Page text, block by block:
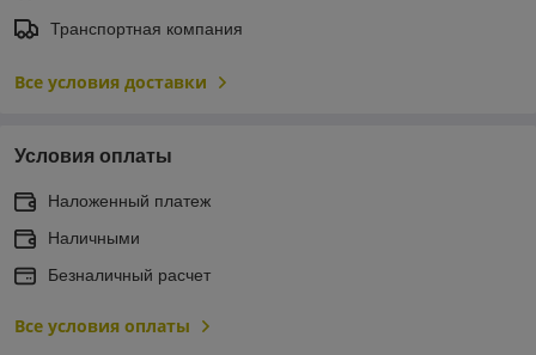
Транспортная компания
Все условия доставки
Условия оплаты
Наложенный платеж
Наличными
Безналичный расчет
Все условия оплаты